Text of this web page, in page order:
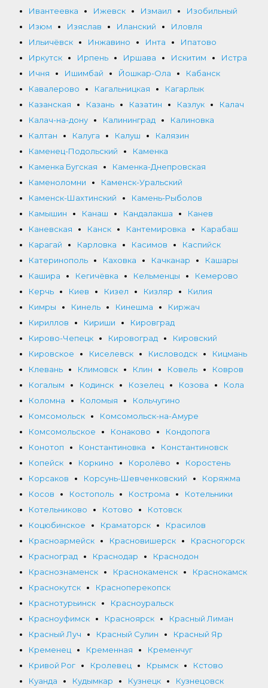
Ивантеевка
Ижевск Измаил
Изобильный
Изюм
Изяслав Иланский
Иловля
Ильичёвск
Инжавино Инта
Ипатово
Иркутск
Ирпень Иршава Искитим
Истра
Ичня
Ишимбай Йошкар-Ола
Кабанск
Кавалерово
Кагальницкая
Кагарлык
Казанская
Казань Казатин Казлук
Калач
Калач-на-дону
Калининград
Калиновка
Калтан
Калуга Калуш
Калязин
Каменец-Подольский
Каменка
Каменка Бугская
Каменка-Днепровская
Каменоломни
Каменск-Уральский
Каменск-Шахтинский
Камень-Рыболов
Камышин
Канаш Кандалакша
Канев
Каневская
Канск Кантемировка
Карабаш
Карагай
Карловка Касимов
Каспийск
Катеринополь
Каховка Качканар
Кашары
Кашира
Кегичёвка Кельменцы
Кемерово
Керчь
Киев Кизел Кизляр
Килия
Кимры
Кинель Кинешма
Киржач
Кириллов
Кириши
Кировград
Кирово-Чепецк
Кировоград
Кировский
Кировское
Киселевск Кисловодск
Кицмань
Клевань
Климовск Клин Ковель
Ковров
Когалым
Кодинск Козелец Козова
Кола
Коломна
Коломыя
Кольчугино
Комсомольск
Комсомольск-на-Амуре
Комсомольское
Конаково
Кондопога
Конотоп
Константиновка
Константиновск
Копейск
Коркино Королёво
Коростень
Корсаков
Корсунь-Шевченковский
Коряжма
Косов
Костополь Кострома
Котельники
Котельниково
Котово
Котовск
Коцюбинское
Краматорск
Красилов
Красноармейск
Красновишерск
Красногорск
Красноград
Краснодар
Краснодон
Краснознаменск
Краснокаменск
Краснокамск
Краснокутск
Красноперекопск
Краснотурьинск
Красноуральск
Красноуфимск
Красноярск
Красный Лиман
Красный Луч
Красный Сулин
Красный Яр
Кременец
Кременная
Кременчуг
Кривой Рог
Кролевец Крымск
Кстово
Куанда
Кудымкар Кузнецк
Кузнецовск